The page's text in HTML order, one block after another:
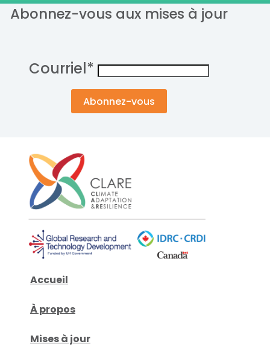
Abonnez-vous aux mises à jour
Courriel*
Accueil
À propos
Mises à jour